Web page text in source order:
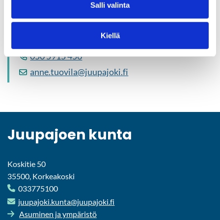
Salli valinta
Kiellä
Anne Tuo­vi­la
050 5915 456
anne.tuo­vi­la@juu­pa­jo­ki.fi
Juu­pa­joen kunta
Koskitie 50
35500, Korkeakoski
033775100
juu­pa­jo­ki.kunta@juu­pa­jo­ki.fi
Asu­mi­nen ja ym­pä­ris­tö